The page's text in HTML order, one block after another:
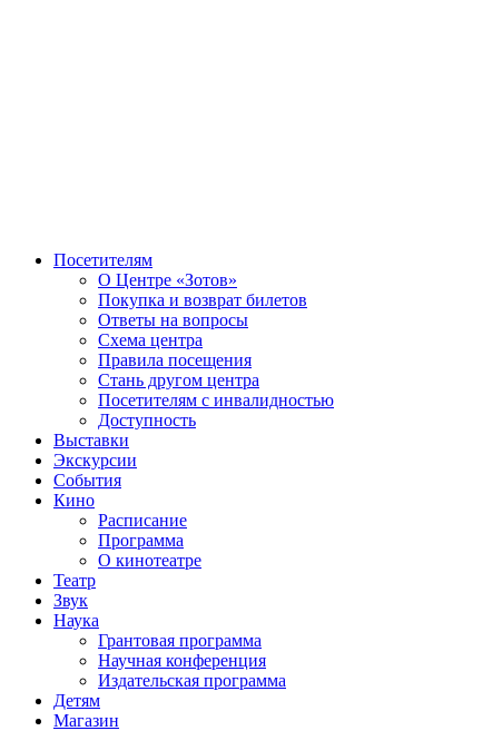
Посетителям
О Центре «Зотов»
Покупка и возврат билетов
Ответы на вопросы
Схема центра
Правила посещения
Стань другом центра
Посетителям с инвалидностью
Доступность
Выставки
Экскурсии
События
Кино
Расписание
Программа
О кинотеатре
Театр
Звук
Наука
Грантовая программа
Научная конференция
Издательская программа
Детям
Магазин